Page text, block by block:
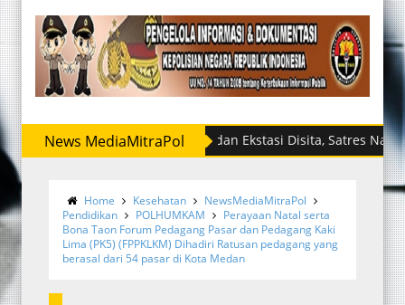
News MediaMitraPolSabu dan Ekstasi Disita, Satres Narkoba
Home Kesehatan
NewsMediaMitraPol
Pendidikan
POLHUMKAM
Perayaan Natal serta
Bona Taon Forum Pedagang Pasar dan Pedagang Kaki
Lima (PK5) (FPPKLKM) Dihadiri Ratusan pedagang yang
berasal dari 54 pasar di Kota Medan